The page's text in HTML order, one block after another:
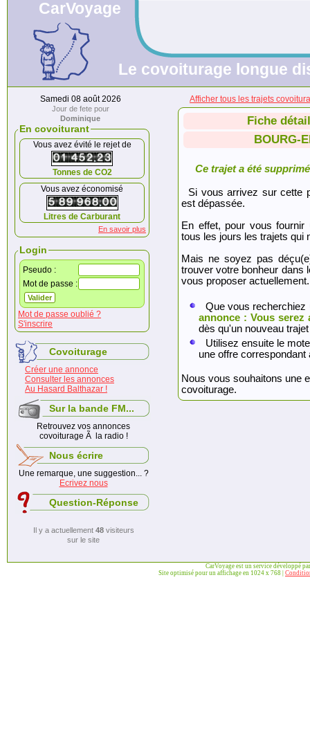
CarVoyage
Le covoiturage longue
Samedi 08 août 2026
Jour de fete pour
Dominique
En covoiturant
Vous avez évité le rejet de
Tonnes de CO2
Vous avez économisé
Litres de Carburant
En savoir plus
Login
Pseudo :
Mot de passe :
Mot de passe oublié ?
S'inscrire
Covoiturage
Créer une annonce
Consulter les annonces
Au Hasard Balthazar !
Sur la bande FM...
Retrouvez vos annonces
covoiturage Ã la radio !
Nous écrire
Une remarque, une suggestion... ?
Ecrivez nous
Question-Réponse
Il y a actuellement 48visiteurs
sur le site
Afficher tous les trajets
Fiche
BOURG-
Ce trajet a été
Si vous arrivez sur cette
est dépassée.
En effet, pour vous fournir
tous les jours les trajets qui
Mais ne soyez pas
trouver votre bonheur dans
vous proposer actuellement.
Que vous
annonce : Vous serez
dès qu'un nouveau
Utilisez ensuite le
une offre
Nous vous souhaitons une
covoiturage.
CarVoyage est un service développé
Site optimisé pour un affichage en 1024 x 768 |